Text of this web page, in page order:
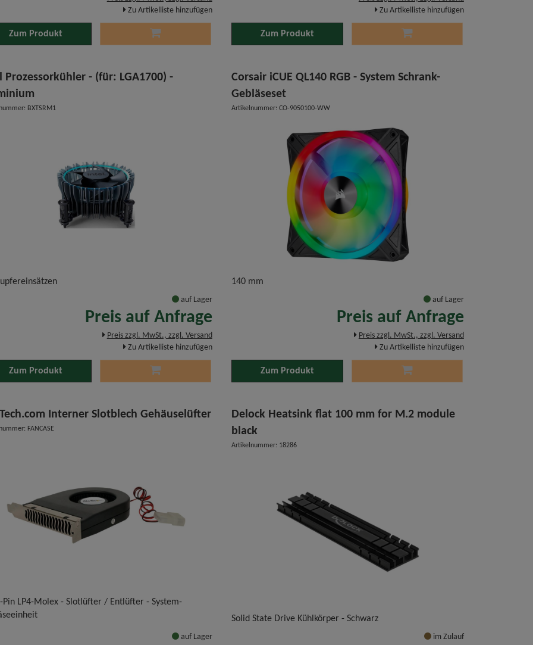
Zu Artikelliste hinzufügen
Zum Produkt
Zu Artikelliste hinzufügen
Zum Produkt
Prozessorkühler - (für: LGA1700) -
BXTSRM1
auf Lager
Preis auf Anfrage
Preis zzgl. MwSt., zzgl. Versand
Zu Artikelliste hinzufügen
Zum Produkt
Corsair iCUE QL140 RGB - System Schrank-
Gebläseset
Artikelnummer: CO-9050100-WW
140 mm
auf Lager
Preis auf Anfrage
Preis zzgl. MwSt., zzgl. Versand
Zu Artikelliste hinzufügen
Zum Produkt
Interner Slotblech Gehäuselüfter
FANCASE
Pin LP4-Molex - Slotlüfter / Entlüfter - System-
auf Lager
Delock Heatsink flat 100 mm for M.2 module
black
Artikelnummer: 18286
Solid State Drive Kühlkörper - Schwarz
im Zulauf